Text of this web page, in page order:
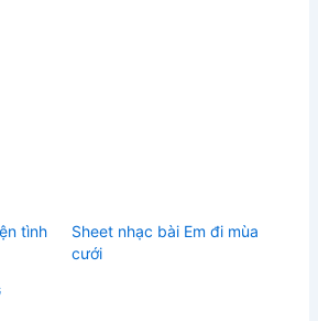
tình
Sheet nhạc bài Em đi mùa
cưới